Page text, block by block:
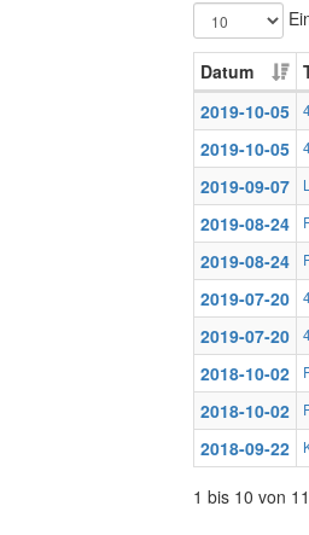
Datum
2019-10-05
2019-10-05
2019-09-07
2019-08-24
2019-08-24
2019-07-20
2019-07-20
2018-10-02
2018-10-02
2018-09-22
1 bis 10 von